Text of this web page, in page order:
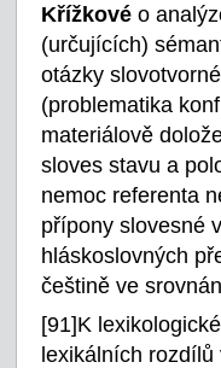
Křížkové o
(určujících)
otázky
(problematika
materiálově
sloves stavu a
nemoc referenta
přípony slovesné
hláskoslovných
češtině ve
[91]K
lexikálních